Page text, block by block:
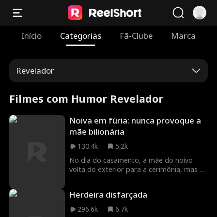
Início Categorias Fã-Clube Marca
Revelador
Filmes com Humor Revelador
Noiva em fúria: nunca provoque a
mãe bilionária
130.4k
5.2k
No dia do casamento, a mãe do noivo
volta do exterior para a cerimônia, mas a
humilham a mulher. Quando o noivo chega,
a verdade vem à tona: a 'amante' é a mãe
Herdeira disfarçada
296.6k
6.7k